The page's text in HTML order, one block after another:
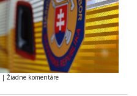
| Žiadne komentáre